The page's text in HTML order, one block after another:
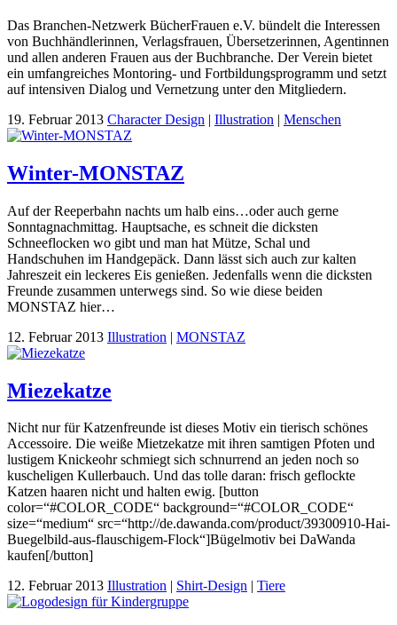
Das Branchen-Netzwerk BücherFrauen e.V. bündelt die Interessen
von Buchhändlerinnen, Verlagsfrauen, Übersetzerinnen, Agentinnen
und allen anderen Frauen aus der Buchbranche. Der Verein bietet
ein umfangreiches Montoring- und Fortbildungsprogramm und setzt
auf intensiven Dialog und Vernetzung unter den Mitgliedern.
19. Februar 2013 Character Design | Illustration | Menschen
Winter-MONSTAZ
Auf der Reeperbahn nachts um halb eins…oder auch gerne
Sonntagnachmittag. Hauptsache, es schneit die dicksten
Schneeflocken wo gibt und man hat Mütze, Schal und
Handschuhen im Handgepäck. Dann lässt sich auch zur kalten
Jahreszeit ein leckeres Eis genießen. Jedenfalls wenn die dicksten
Freunde zusammen unterwegs sind. So wie diese beiden
MONSTAZ hier…
12. Februar 2013 Illustration | MONSTAZ
Miezekatze
Nicht nur für Katzenfreunde ist dieses Motiv ein tierisch schönes
Accessoire. Die weiße Mietzekatze mit ihren samtigen Pfoten und
lustigem Knickeohr schmiegt sich schnurrend an jeden noch so
kuscheligen Kullerbauch. Und das tolle daran: frisch geflockte
Katzen haaren nicht und halten ewig. [button
color=“#COLOR_CODE“ background=“#COLOR_CODE“
size=“medium“ src=“http://de.dawanda.com/product/39300910-Hai-
Buegelbild-aus-flauschigem-Flock“]Bügelmotiv bei DaWanda
kaufen[/button]
12. Februar 2013 Illustration | Shirt-Design | Tiere